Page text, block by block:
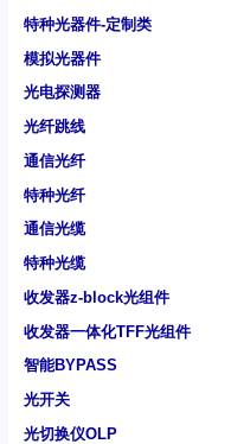
特种光器件-定制类
模拟光器件
光电探测器
光纤跳线
通信光纤
特种光纤
通信光缆
特种光缆
收发器z-block光组件
收发器一体化TFF光组件
智能BYPASS
光开关
光切换仪OLP